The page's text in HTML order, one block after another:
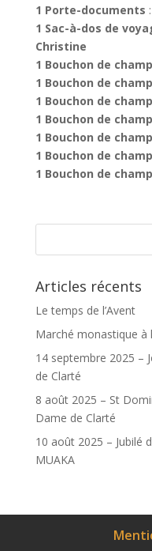
1 Porte-documents :
1 Sac-à-dos de
Christine
1 Bouchon de
1 Bouchon de
1 Bouchon de
1 Bouchon de
1 Bouchon de
1 Bouchon de
1 Bouchon de
Articles récents
Le temps de l’Avent
Marché monastique à
14 septembre 2025 –
de Clarté
8 août 2025 – St
Dame de Clarté
10 août 2025 – Jubilé
MUAKA